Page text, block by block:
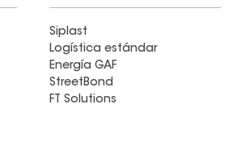
Siplast
Logística estándar
Energía GAF
StreetBond
FT Solutions